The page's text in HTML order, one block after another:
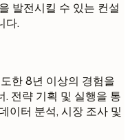
발전시킬 수 있는 컨설
다.
한 8년 이상의 경험을
. 전략 기획 및 실행을 통
이터 분석, 시장 조사 및